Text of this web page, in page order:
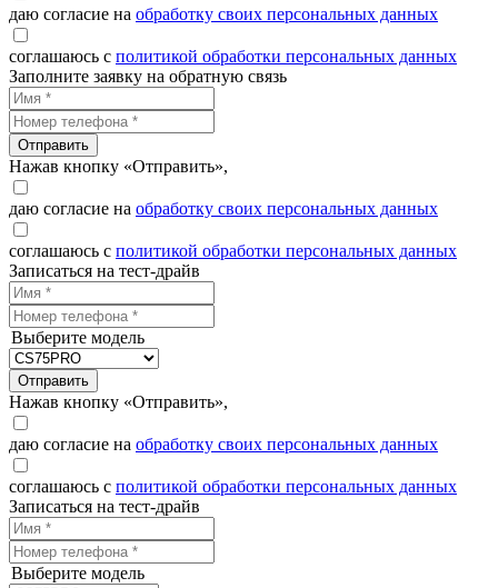
даю согласие на обработку своих персональных данных
соглашаюсь с политикой обработки персональных данных
Заполните заявку на обратную связь
Отправить
Нажав кнопку «Отправить»,
даю согласие на обработку своих персональных данных
соглашаюсь с политикой обработки персональных данных
Записаться на тест-драйв
Выберите модель
Отправить
Нажав кнопку «Отправить»,
даю согласие на обработку своих персональных данных
соглашаюсь с политикой обработки персональных данных
Записаться на тест-драйв
Выберите модель